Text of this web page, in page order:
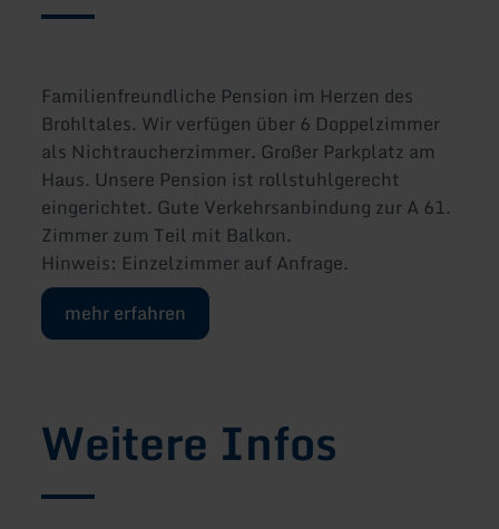
Familienfreundliche Pension im Herzen des
Brohltales. Wir verfügen über 6 Doppelzimmer
als Nichtraucherzimmer. Großer Parkplatz am
Haus. Unsere Pension ist rollstuhlgerecht
eingerichtet. Gute Verkehrsanbindung zur A 61.
Zimmer zum Teil mit Balkon.
Hinweis: Einzelzimmer auf Anfrage.
mehr erfahren
Weitere Infos